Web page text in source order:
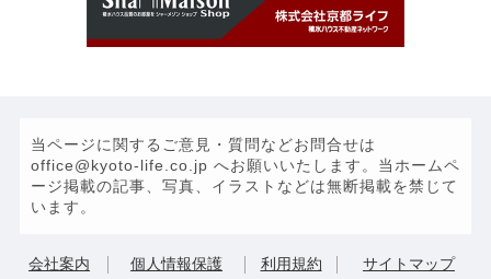
当ページに関するご意見・質問などお問合せは
office@kyoto-life.co.jp へお願いいたします。当ホームペ
ージ掲載の記事、写真、イラストなどは無断掲載を禁じて
います。
会社案内 個人情報保護 利用規約 サイトマップ